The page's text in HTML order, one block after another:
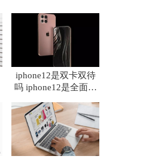
iphone12是双卡双待
吗 iphone12是全面屏